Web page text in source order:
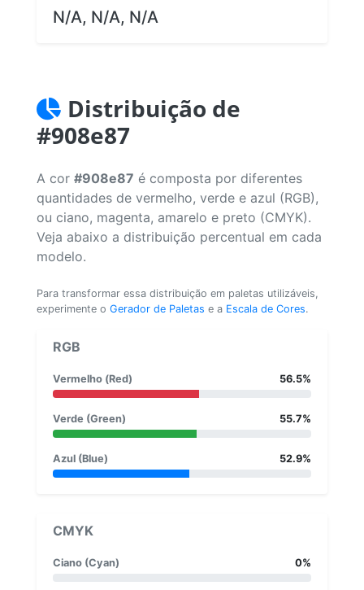
N/A, N/A, N/A
Distribuição de
#908e87
A cor #908e87 é composta por diferentes
quantidades de vermelho, verde e azul (RGB),
ou ciano, magenta, amarelo e preto (CMYK).
Veja abaixo a distribuição percentual em cada
modelo.
Para transformar essa distribuição em paletas utilizáveis,
experimente o Gerador de Paletas e a Escala de Cores.
RGB
Vermelho (Red) 56.5%
Verde (Green) 55.7%
Azul (Blue) 52.9%
CMYK
Ciano (Cyan) 0%